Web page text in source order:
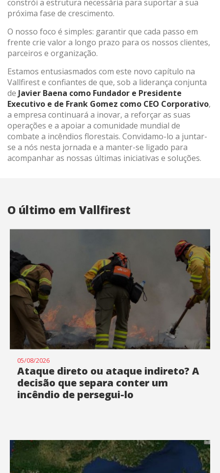
constrói a estrutura necessária para suportar a sua
próxima fase de crescimento.
O nosso foco é simples: garantir que cada passo em
frente crie valor a longo prazo para os nossos clientes,
parceiros e organização.
Estamos entusiasmados com este novo capítulo na
Vallfirest e confiantes de que, sob a liderança conjunta
de Javier Baena como Fundador e Presidente
Executivo e de Frank Gomez como CEO Corporativo,
a empresa continuará a inovar, a reforçar as suas
operações e a apoiar a comunidade mundial de
combate a incêndios florestais. Convidamo-lo a juntar-
se a nós nesta jornada e a manter-se ligado para
acompanhar as nossas últimas iniciativas e soluções.
O último em Vallfirest
05/08/2026
Ataque direto ou ataque indireto? A
decisão que separa conter um
incêndio de persegui-lo